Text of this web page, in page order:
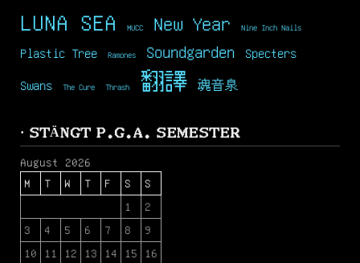
LUNA SEA MUCC New Year Nine Inch Nails
Plastic Tree Ramones Soundgarden Specters
Swans The Cure Thrash 翻譯 魂音泉
· STÄNGT P.G.A. SEMESTER
August 2026
M
T W T F S
S
1
2
3
4 5 6 7 8
9
10
11 12 13 14 15
16